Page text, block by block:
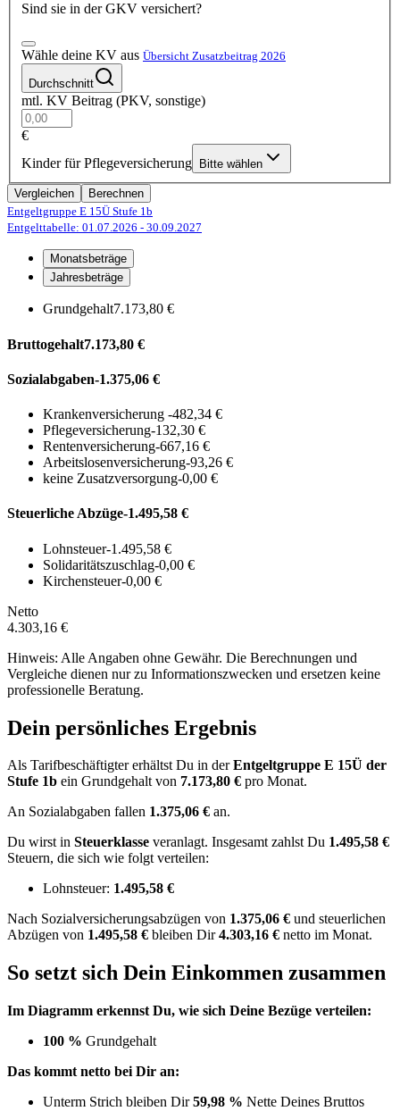
Sind sie in der GKV versichert?
Wähle deine KV aus Übersicht Zusatzbeitrag 2026
Durchschnitt
mtl. KV Beitrag (PKV, sonstige)
€
Kinder für Pflegeversicherung
Bitte wählen
Vergleichen
Berechnen
Entgeltgruppe E 15Ü Stufe 1b
Entgelttabelle: 01.07.2026 - 30.09.2027
Monatsbeträge
Jahresbeträge
Grundgehalt7.173,80 €
Bruttogehalt7.173,80 €
Sozialabgaben-1.375,06 €
Krankenversicherung -482,34 €
Pflegeversicherung-132,30 €
Rentenversicherung-667,16 €
Arbeitslosenversicherung-93,26 €
keine Zusatzversorgung-0,00 €
Steuerliche Abzüge-1.495,58 €
Lohnsteuer-1.495,58 €
Solidaritätszuschlag-0,00 €
Kirchensteuer-0,00 €
Netto
4.303,16 €
Hinweis: Alle Angaben ohne Gewähr. Die Berechnungen und
Vergleiche dienen nur zu Informationszwecken und ersetzen keine
professionelle Beratung.
Dein persönliches Ergebnis
Als Tarifbeschäftigter erhältst Du in derEntgeltgruppe E 15Ü der
Stufe 1b ein Grundgehalt von 7.173,80 € pro Monat.
An Sozialabgaben fallen 1.375,06 € an.
Du wirst in Steuerklasse veranlagt. Insgesamt zahlst Du 1.495,58 €
Steuern, die sich wie folgt verteilen:
Lohnsteuer: 1.495,58 €
Nach Sozialversicherungsabzügen von 1.375,06 € und steuerlichen
Abzügen von 1.495,58 € bleiben Dir4.303,16 € netto im Monat.
So setzt sich Dein Einkommen zusammen
Im Diagramm erkennst Du, wie sich Deine Bezüge verteilen:
100 % Grundgehalt
Das kommt netto bei Dir an:
Unterm Strich bleiben Dir59,98 % Nette Deines Bruttos